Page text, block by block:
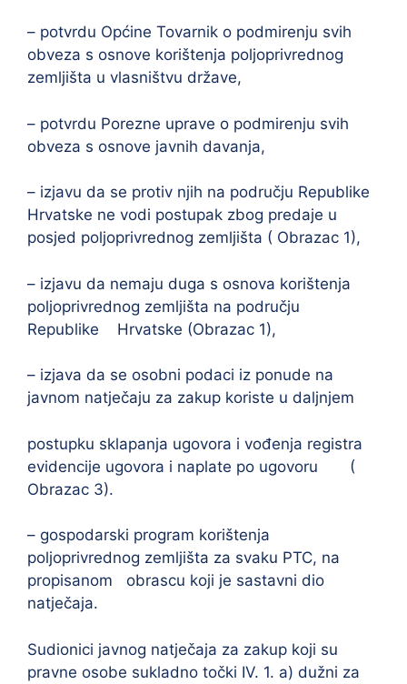
– potvrdu Općine Tovarnik o podmirenju svih
obveza s osnove korištenja poljoprivrednog
zemljišta u vlasništvu države,
– potvrdu Porezne uprave o podmirenju svih
obveza s osnove javnih davanja,
– izjavu da se protiv njih na području Republike
Hrvatske ne vodi postupak zbog predaje u
posjed poljoprivrednog zemljišta ( Obrazac 1),
– izjavu da nemaju duga s osnova korištenja
poljoprivrednog zemljišta na području
Republike Hrvatske (Obrazac 1),
– izjava da se osobni podaci iz ponude na
javnom natječaju za zakup koriste u daljnjem
postupku sklapanja ugovora i vođenja registra
evidencije ugovora i naplate po ugovoru (
Obrazac 3).
– gospodarski program korištenja
poljoprivrednog zemljišta za svaku PTC, na
propisanom obrascu koji je sastavni dio
natječaja.
Sudionici javnog natječaja za zakup koji su
pravne osobe sukladno točki IV. 1. a) dužni za